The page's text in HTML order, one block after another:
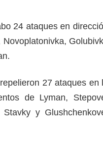
24 ataques en
27 ataques en
de Lyman,
y